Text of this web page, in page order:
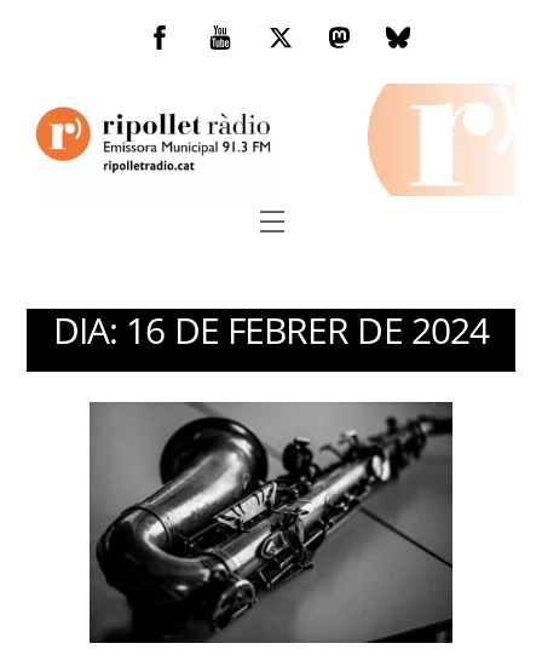
Facebook
You
TwitterMastodonBluesky
Menu
DIA: 16 DE FEBRER DE 2024